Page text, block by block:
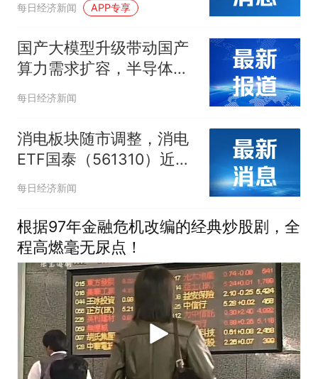
每日经济新闻 APP专享
国产大模型升级带动国产
算力需求扩容，半导体设
备ETF易方达（159558）
每日经济新闻
消电板块随市调整，消电
ETF国泰（561310）近30
日吸金超两千万
每日经济新闻
根据97年金融危机改编的经典炒股剧，全
程高燃毫无尿点！